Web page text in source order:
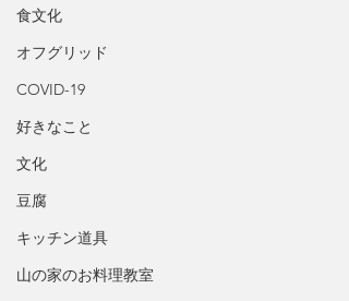
食文化
オフグリッド
COVID-19
好きなこと
文化
豆腐
キッチン道具
山の家のお料理教室